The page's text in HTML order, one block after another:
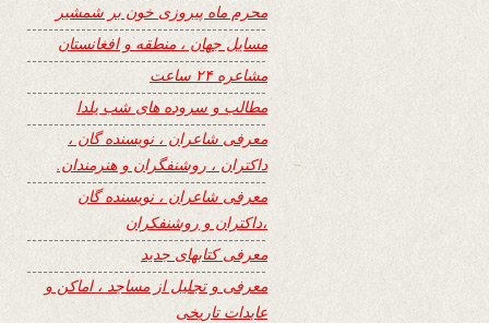
محرم ماه پیروزی خون بر شمشیر
مسایل جهان ، منطقه و افغانستان
مشاعره ۲۴ ساعت
مطالب و سروده های شب یلدا
معرفی شاعران ، نویسنده گان ،
داکتران ، روشنفگران و هنرمندان.
معرفی شاعران ، نویسنده گان
،داکتران و روشنفکران
معرفی کتابهای جدید
معرفی و تجلیل از مساجد ، اماکن و
عابدات تاریخی